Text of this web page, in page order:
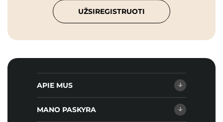
UŽSIREGISTRUOTI
APIE MUS
MANO PASKYRA